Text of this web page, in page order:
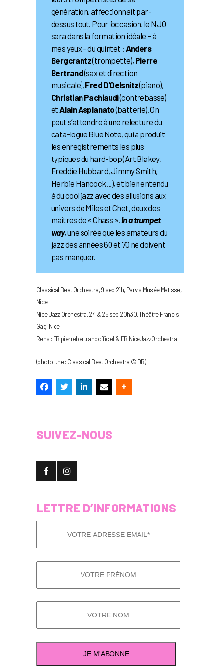
génération, affectionnait par-
dessus tout. Pour l’occasion, le NJO
sera dans la formation idéale – à
mes yeux – du quintet : Anders
Bergcrantz(trompette), Pierre
Bertrand(sax et direction
musicale),Fred D’Oelsnitz(piano),
Christian Pachiaudi(contrebasse)
etAlain Asplanato(batterie). On
peut s’attendre à une relecture du
cata-logue Blue Note, qui a produit
les enregistrements les plus
typiques du hard-bop (Art Blakey,
Freddie Hubbard, Jimmy Smith,
Herbie Hancock…), et bien entendu
à du cool jazz avec des allusions aux
univers de Miles et Chet, deux des
maîtres de « Chass ».In a trumpet
way, une soirée que les amateurs du
jazz des années 60 et 70 ne doivent
pas manquer.
Classical Beat Orchestra, 9 sep 21h, Parvis Musée Matisse,
Nice
Nice Jazz Orchestra, 24 & 25 sep 20h30, Théâtre Francis
Gag, Nice
Rens : FB pierrebertrandofficiel & FB NiceJazzOrchestra
(photo Une : Classical Beat Orchestra © DR)
SUIVEZ-NOUS
LETTRE D’INFORMATIONS